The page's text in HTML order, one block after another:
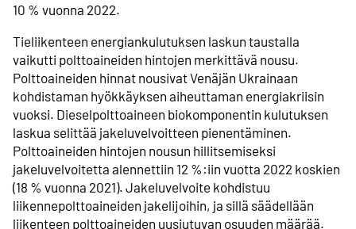
10 % vuonna 2022.
Tieliikenteen energiankulutuksen laskun taustalla
vaikutti polttoaineiden hintojen merkittävä nousu.
Polttoaineiden hinnat nousivat Venäjän Ukrainaan
kohdistaman hyökkäyksen aiheuttaman energiakriisin
vuoksi. Dieselpolttoaineen biokomponentin kulutuksen
laskua selittää jakeluvelvoitteen pienentäminen.
Polttoaineiden hintojen nousun hillitsemiseksi
jakeluvelvoitetta alennettiin 12 %:iin vuotta 2022 koskien
(18 % vuonna 2021). Jakeluvelvoite kohdistuu
liikennepolttoaineiden jakelijoihin, ja sillä säädellään
liikenteen polttoaineiden uusiutuvan osuuden määrää.